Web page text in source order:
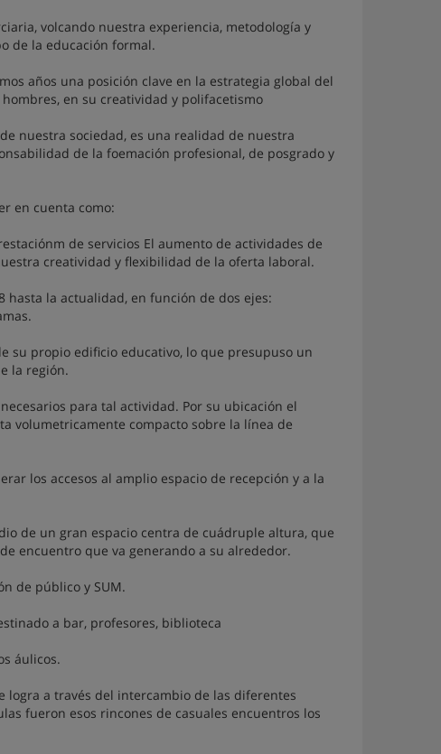
volcando nuestra experiencia, metodología y
de la educación formal.
años una posición clave en la estrategia global del
en su creatividad y polifacetismo
nuestra sociedad, es una realidad de nuestra
de la foemación profesional, de posgrado y
en cuenta como:
de servicios El aumento de actividades de
creatividad y flexibilidad de la oferta laboral.
hasta la actualidad, en función de dos ejes:
su propio edificio educativo, lo que presupuso un
la región.
para tal actividad. Por su ubicación el
volumetricamente compacto sobre la línea de
los accesos al amplio espacio de recepción y a la
de un gran espacio centra de cuádruple altura, que
encuentro que va generando a su alrededor.
de público y SUM.
a bar, profesores, biblioteca
áulicos.
logra a través del intercambio de las diferentes
fueron esos rincones de casuales encuentros los